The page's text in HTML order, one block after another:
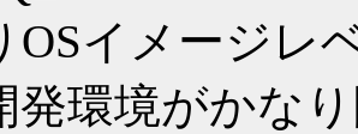
OSイメージレ
発環境がかな